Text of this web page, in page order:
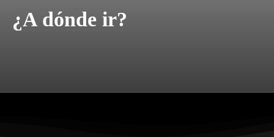
¿A dónde ir?